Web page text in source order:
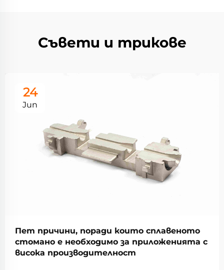
Съвети и трикове
24
Jun
Пет причини, поради които сплавеното
стомано е необходимо за приложенията с
висока производителност